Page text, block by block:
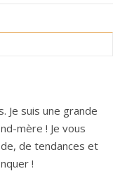
Je suis une grande
mère ! Je vous
de tendances et
!